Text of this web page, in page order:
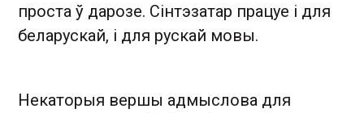
проста ў дарозе. Сінтэзатар працуе і для
беларускай, і для рускай мовы.
Некаторыя вершы адмыслова для